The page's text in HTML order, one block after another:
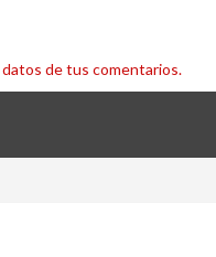
de tus comentarios.